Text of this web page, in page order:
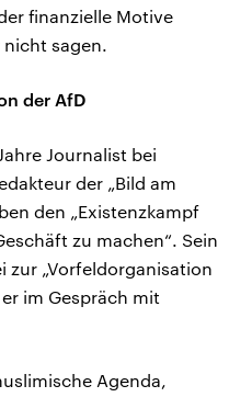
finanzielle Motive
nicht sagen.
der AfD
Journalist bei
der „Bild am
den „Existenzkampf
zu machen“. Sein
zur „Vorfeldorganisation
im Gespräch mit
Agenda,